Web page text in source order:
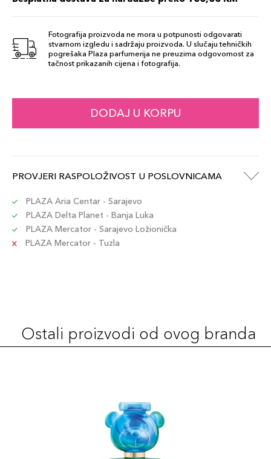
Fotografija proizvoda ne mora u potpunosti odgovarati
stvarnom izgledu i sadržaju proizvoda. U slučaju tehničkih
pogrešaka Plaza parfumerija ne preuzima odgovornost za
tačnost prikazanih cijena i fotografija.
DODAJ U KORPU
PROVJERI RASPOLOŽIVOST U POSLOVNICAMA
PLAZA Aria Centar - Sarajevo
PLAZA Delta Planet - Banja Luka
PLAZA Mercator - Sarajevo Ložionička
PLAZA Mercator - Tuzla
Ostali proizvodi od ovog branda